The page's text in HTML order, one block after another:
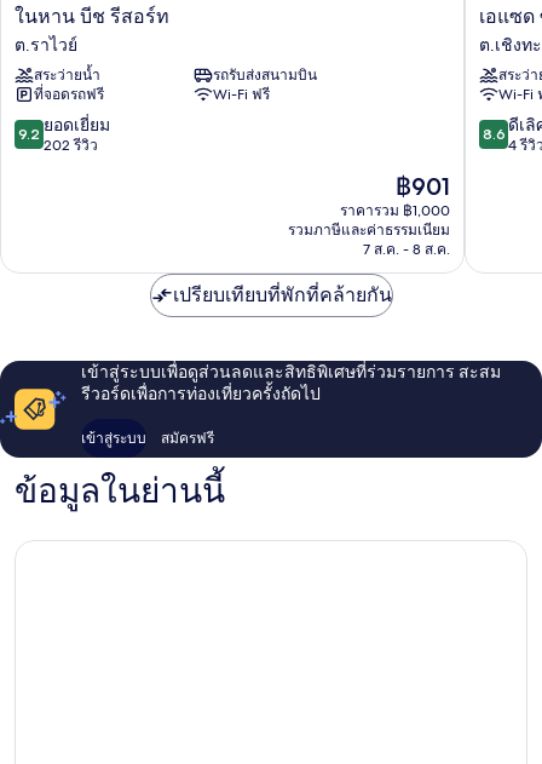
ใน
บีช
รีสอร์ท
ต.รา
ไวย์
ในหาน บีช รีสอร์ท
ต.ราไวย์
สระว่ายน้ำ
รถรับส่งสนามบิน
ที่จอดรถฟรี
Wi-Fi ฟรี
9.2
จาก
9.2 ยอดเยี่ยม
202 รีวิว
ราคา
ปัจจุบัน
คือ
฿901
฿901
ราคารวม ฿1,000
รวมภาษีและค่าธรรมเนียม
7 ส.ค. - 8 ส.ค.
เอ
แซด
ซัน
ไรส์
รี
สอร์ต
แอนด์
เอแซ
ต.เชิงท
สระว่
Wi-Fi
8.6
จาก
8.6 ดีเลิ
4 รีวิ
เปรียบเทียบที่พักที่คล้ายกัน
เข้าสู่ระบบเพื่อดูส่วนลดและสิทธิพิเศษที่ร่วมรายการ สะสม
รีวอร์ดเพื่อการท่องเที่ยวครั้งถัดไป
เข้าสู่ระบบ สมัครฟรี
ข้อมูลในย่านนี้